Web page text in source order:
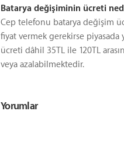
Batarya değişiminin ücreti
Cep telefonu batarya değişim
fiyat vermek gerekirse piyasada
ücreti dâhil 35TL ile 120TL
veya azalabilmektedir.
Yorumlar